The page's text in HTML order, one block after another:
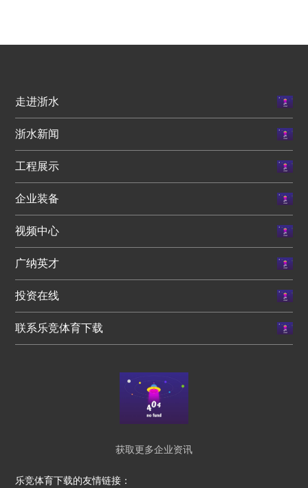
走进浙水
浙水新闻
工程展示
企业装备
视频中心
广纳英才
投资在线
联系乐竞体育下载
获取更多企业资讯
乐竞体育下载的友情链接：